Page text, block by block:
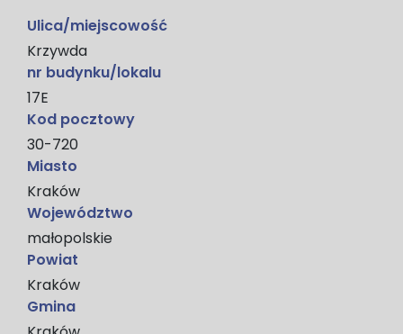
Ulica/miejscowość
Krzywda
nr budynku/lokalu
17E
Kod pocztowy
30-720
Miasto
Kraków
Województwo
małopolskie
Powiat
Kraków
Gmina